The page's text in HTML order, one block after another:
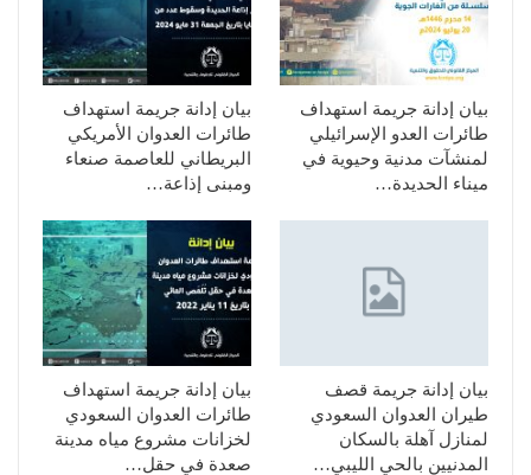
بيان إدانة جريمة استهداف
طائرات العدو الإسرائيلي
لمنشآت مدنية وحيوية في
ميناء الحديدة…
بيان إدانة جريمة استهداف
طائرات العدوان الأمريكي
البريطاني للعاصمة صنعاء
ومبنى إذاعة…
بيان إدانة جريمة قصف
طيران العدوان السعودي
لمنازل آهلة بالسكان
المدنيين بالحي الليبي…
بيان إدانة جريمة استهداف
طائرات العدوان السعودي
لخزانات مشروع مياه مدينة
صعدة في حقل…